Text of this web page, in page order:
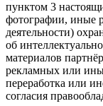
пунктом 3
фотографии, иные
деятельности)
об
материалов
рекламных или
переработка или
согласия